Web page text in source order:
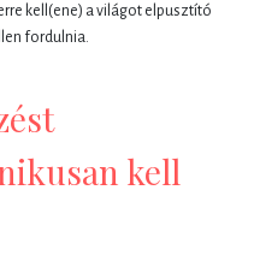
kell(ene) a világot elpusztító
fordulnia.
kell